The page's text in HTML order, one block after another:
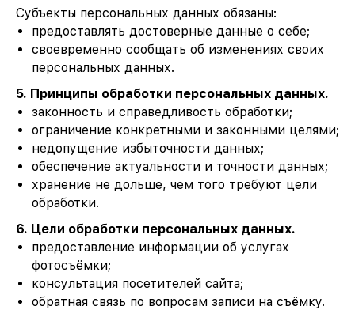
Субъекты персональных данных обязаны:
предоставлять достоверные данные о себе;
своевременно сообщать об изменениях своих
персональных данных.
5. Принципы обработки персональных данных.
законность и справедливость обработки;
ограничение конкретными и законными целями;
недопущение избыточности данных;
обеспечение актуальности и точности данных;
хранение не дольше, чем того требуют цели
обработки.
6. Цели обработки персональных данных.
предоставление информации об услугах
фотосъёмки;
консультация посетителей сайта;
обратная связь по вопросам записи на съёмку.